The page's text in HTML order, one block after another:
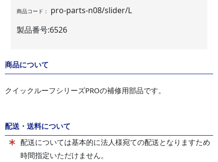
商品コード：
pro-parts-n08/slider/L
製品番号:6526
商品について
クイックルーフシリーズPROの補修用部品です。
配送・送料について
配送については基本的に法人様宛ての配送となりますため
時間指定いただけません。